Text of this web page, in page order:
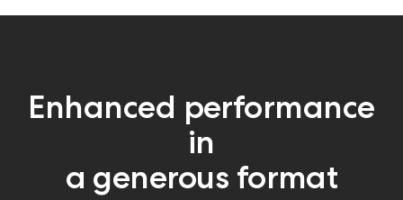
Enhanced performance
in
a generous format